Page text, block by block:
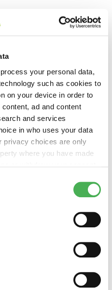
process your personal data,
such as cookies to
on your device in order to
ad and content
and services
in who uses your data
privacy choices are only
where you have made
your geographical
actively scanning it for
personal data is processed